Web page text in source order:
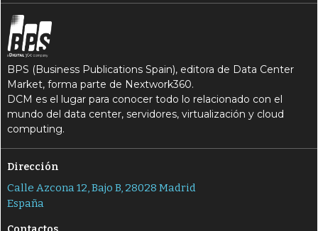
BPS (Business Publications Spain), editora de Data Center
Market, forma parte de Nextwork360.
DCM es el lugar para conocer todo lo relacionado con el
mundo del data center, servidores, virtualización y cloud
computing.
Dirección
Calle Azcona 12, Bajo B, 28028 Madrid
España